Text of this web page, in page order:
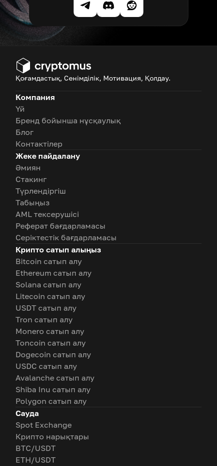
Қоғамдастық, Сенімділік, Мотивация, Қолдау.
Компания
Үй
Бренд бойынша нұсқаулық
Блог
Контактілер
Жеке пайдалану
Әмиян
Стакинг
Түрлендіргіш
Табыңыз
AML тексерушісі
Реферат бағдарламасы
Серіктестік бағдарламасы
Крипто сатып алыңыз
Bitcoin сатып алу
Ethereum сатып алу
Solana сатып алу
Litecoin сатып алу
USDT сатып алу
Tron сатып алу
Monero сатып алу
Toncoin сатып алу
Dogecoin сатып алу
USDC сатып алу
Avalanche сатып алу
Shiba Inu сатып алу
Polygon сатып алу
Сауда
Spot Exchange
Крипто нарықтары
BTC/USDT
ETH/USDT